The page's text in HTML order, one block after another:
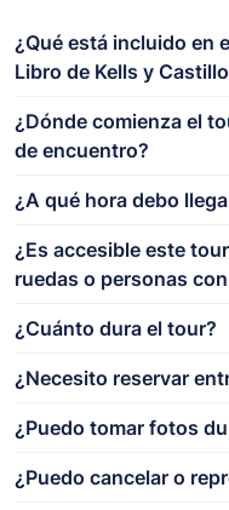
¿Qué está incluido en
Libro de Kells y
¿Dónde comienza el
de encuentro?
¿A qué hora debo
¿Es accesible este
ruedas o personas
¿Cuánto dura el tour?
¿Necesito reservar
¿Puedo tomar fotos
¿Puedo cancelar o